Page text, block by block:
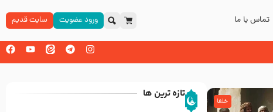
تماس با ما ورود عضویت سایت قدیم
خلفا
تازه ترین ها